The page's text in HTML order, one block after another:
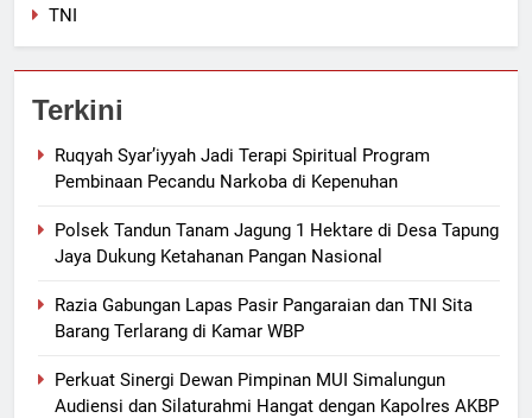
TNI
Terkini
Ruqyah Syar’iyyah Jadi Terapi Spiritual Program
Pembinaan Pecandu Narkoba di Kepenuhan
Polsek Tandun Tanam Jagung 1 Hektare di Desa Tapung
Jaya Dukung Ketahanan Pangan Nasional
Razia Gabungan Lapas Pasir Pangaraian dan TNI Sita
Barang Terlarang di Kamar WBP
Perkuat Sinergi Dewan Pimpinan MUI Simalungun
Audiensi dan Silaturahmi Hangat dengan Kapolres AKBP